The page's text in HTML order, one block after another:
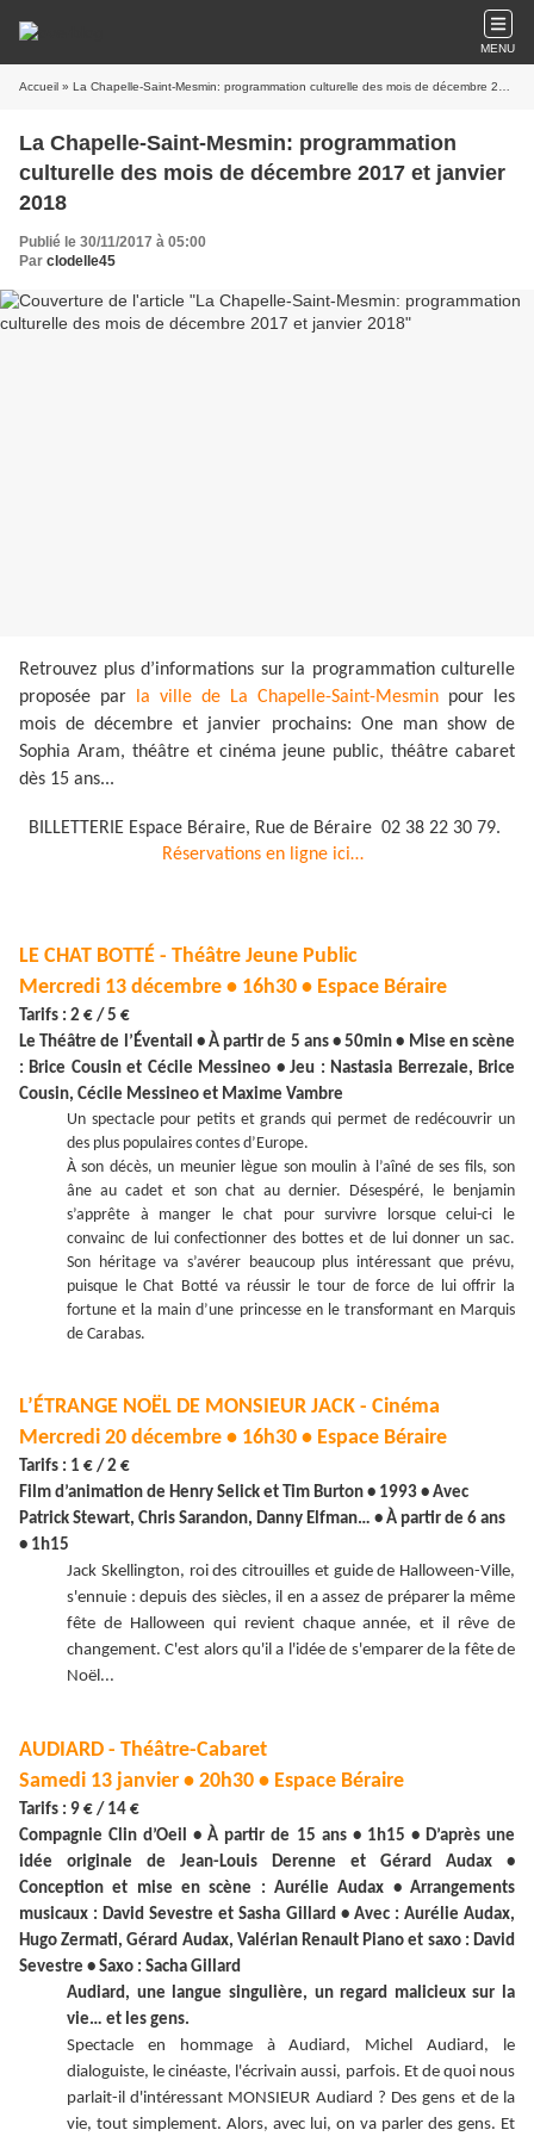
MENU
Accueil » La Chapelle-Saint-Mesmin: programmation culturelle des mois de décembre 2017 et janvier 2018
La Chapelle-Saint-Mesmin: programmation
culturelle des mois de décembre 2017 et janvier
2018
Publié le 30/11/2017 à 05:00
Par clodelle45
Retrouvez plus d’informations sur la programmation culturelle
proposée par
la ville de La Chapelle-Saint-Mesmin pour les
mois de décembre et janvier prochains: One man show de
Sophia Aram, théâtre et cinéma jeune public, théâtre cabaret
dès 15 ans...
BILLETTERIE Espace Béraire, Rue de Béraire 02 38 22 30 79.
Réservations en ligne ici…
LE CHAT BOTTÉ - Théâtre Jeune Public
Mercredi 13 décembre • 16h30 • Espace Béraire
Tarifs : 2 € / 5 €
Le Théâtre de l’Éventail • À partir de 5 ans • 50min • Mise en scène
: Brice Cousin et Cécile Messineo • Jeu : Nastasia Berrezaie, Brice
Cousin, Cécile Messineo et Maxime Vambre
Un spectacle pour petits et grands qui permet de redécouvrir un
des plus populaires contes d’Europe.
À son décès, un meunier lègue son moulin à l’aîné de ses fils, son
âne au cadet et son chat au dernier. Désespéré, le benjamin
s’apprête à manger le chat pour survivre lorsque celui-ci le
convainc de lui confectionner des bottes et de lui donner un sac.
Son héritage va s’avérer beaucoup plus intéressant que prévu,
puisque le Chat Botté va réussir le tour de force de lui offrir la
fortune et la main d’une princesse en le transformant en Marquis
de Carabas.
L’ÉTRANGE NOËL DE MONSIEUR JACK - Cinéma
Mercredi 20 décembre • 16h30 • Espace Béraire
Tarifs : 1 € / 2 €
Film d’animation de Henry Selick et Tim Burton • 1993 • Avec
Patrick Stewart, Chris Sarandon, Danny Elfman… • À partir de 6 ans
• 1h15
Jack Skellington, roi des citrouilles et guide de Halloween-Ville,
s'ennuie : depuis des siècles, il en a assez de préparer la même
fête de Halloween qui revient chaque année, et il rêve de
changement. C'est alors qu'il a l'idée de s'emparer de la fête de
Noël...
AUDIARD - Théâtre-Cabaret
Samedi 13 janvier • 20h30 • Espace Béraire
Tarifs : 9 € / 14 €
Compagnie Clin d’Oeil • À partir de 15 ans • 1h15 • D’après une
idée originale de Jean-Louis Derenne et Gérard Audax •
Conception et mise en scène : Aurélie Audax • Arrangements
musicaux : David Sevestre et Sasha Gillard • Avec : Aurélie Audax,
Hugo Zermati, Gérard Audax, Valérian Renault Piano et saxo : David
Sevestre • Saxo : Sacha Gillard
Audiard, une langue singulière, un regard malicieux sur la
vie… et les gens.
Spectacle en hommage à Audiard, Michel Audiard, le
dialoguiste, le cinéaste, l'écrivain aussi, parfois. Et de quoi nous
parlait-il d'intéressant MONSIEUR Audiard ? Des gens et de la
vie, tout simplement. Alors, avec lui, on va parler des gens. Et